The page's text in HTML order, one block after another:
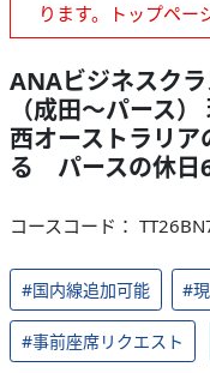
ります。トップペー
ANAビジネスク
（成田～パース
西オーストラリ
る パースの休日
コースコード：
#国内線追加可能 #
#事前座席リクエスト